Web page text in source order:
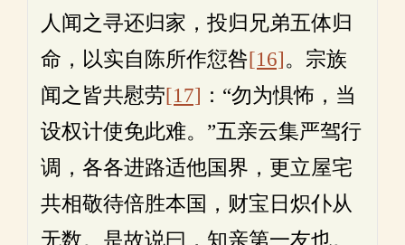
人闻之寻还归家，投归兄弟五体归
命，以实自陈所作愆咎[16]。宗族
闻之皆共慰劳[17] ：“勿为惧怖，当
设权计使免此难。”五亲云集严驾行
调，各各进路适他国界，更立屋宅
共相敬待倍胜本国，财宝日炽仆从
无数。是故说曰，知亲第一友也。